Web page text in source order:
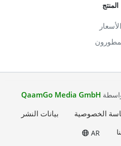
المنتج
الأسعار
QaamGo Media GmbH
الخصوصية بيانات النشر
AR